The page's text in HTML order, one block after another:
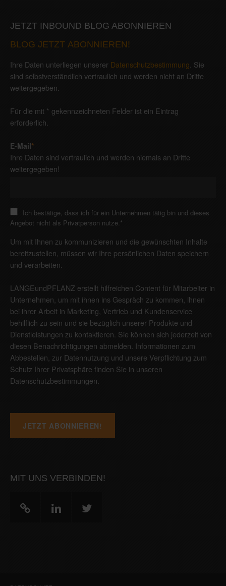
JETZT INBOUND BLOG ABONNIEREN
BLOG JETZT ABONNIEREN!
Ihre Daten unterliegen unserer Datenschutzbestimmung . Sie
sind selbstverständlich vertraulich und werden nicht an Dritte
weitergegeben.
Für die mit * gekennzeichneten Felder ist ein Eintrag
erforderlich.
E-Mail*
Ihre Daten sind vertraulich und werden niemals an Dritte
weitergegeben!
Ich bestätige, dass ich für ein Unternehmen tätig bin und dieses
Angebot nicht als Privatperson nutze. *
Um mit Ihnen zu kommunizieren und die gewünschten Inhalte
bereitzustellen, müssen wir Ihre persönlichen Daten speichern
und verarbeiten.
LANGEundPFLANZ erstellt hilfreichen Content für Mitarbeiter in
Unternehmen, um mit ihnen ins Gespräch zu kommen, ihnen
bei ihrer Arbeit in Marketing, Vertrieb und Kundenservice
behilflich zu sein und sie bezüglich unserer Produkte und
Dienstleistungen zu kontaktieren. Sie können sich jederzeit von
diesen Benachrichtigungen abmelden. Informationen zum
Abbestellen, zur Datennutzung und unsere Verpflichtung zum
Schutz Ihrer Privatsphäre finden Sie in unseren
Datenschutzbestimmungen
MIT UNS VERBINDEN!